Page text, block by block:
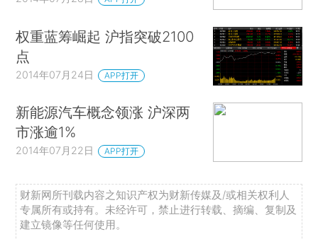
权重蓝筹崛起 沪指突破2100
点
2014年07月24日 APP打开
新能源汽车概念领涨 沪深两
市涨逾1%
2014年07月22日 APP打开
财新网所刊载内容之知识产权为财新传媒及/或相关权利人
专属所有或持有。未经许可，禁止进行转载、摘编、复制及
建立镜像等任何使用。